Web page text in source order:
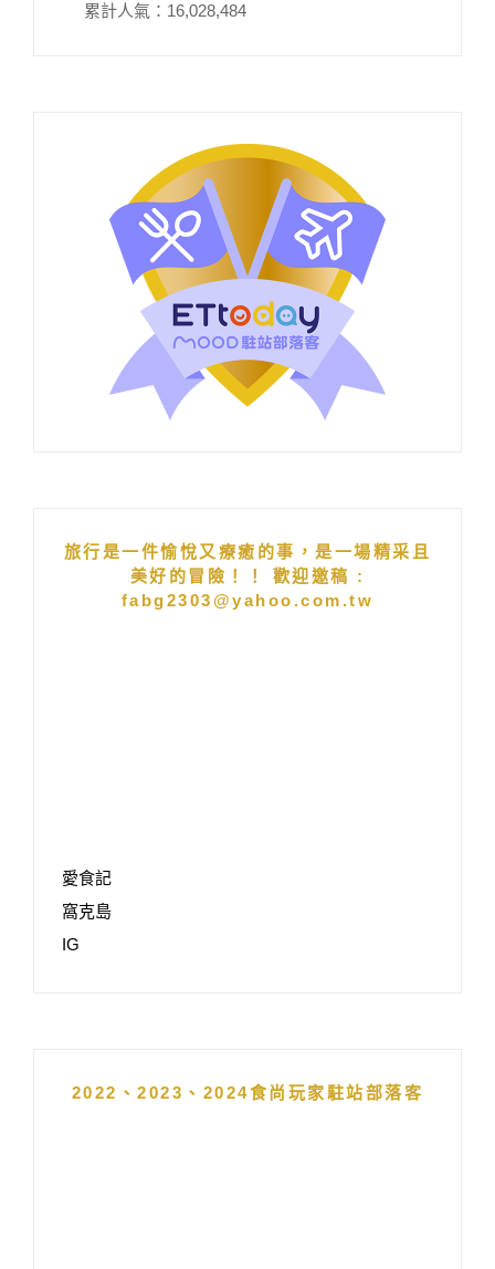
累計人氣： 16,028,484
旅行是一件愉悅又療癒的事，是一場精采且
美好的冒險！！ 歡迎邀稿 :
fabg2303@yahoo.com.tw
愛食記
窩克島
IG
2022、2023、2024食尚玩家駐站部落客